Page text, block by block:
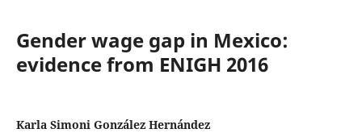
Gender wage gap in Mexico:
evidence from ENIGH 2016
Karla Simoni González Hernández